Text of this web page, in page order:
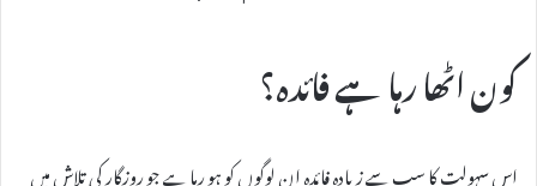
کون اٹھا رہا ہے فائدہ؟
اس سہولت کا سب سے زیادہ فائدہ ان لوگوں کو ہو رہا ہے جو روزگار کی تلاش میں